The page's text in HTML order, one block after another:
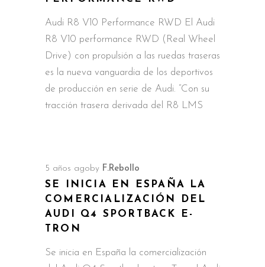
Audi R8 V10 Performance RWD El Audi
R8 V10 performance RWD (Real Wheel
Drive) con propulsión a las ruedas traseras
es la nueva vanguardia de los deportivos
de producción en serie de Audi. “Con su
tracción trasera derivada del R8 LMS
5 años agoby F.Rebollo
SE INICIA EN ESPAÑA LA
COMERCIALIZACIÓN DEL
AUDI Q4 SPORTBACK E-
TRON
Se inicia en España la comercialización